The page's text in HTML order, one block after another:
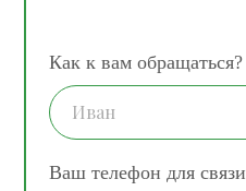
Как к вам обращаться?
Ваш телефон для связи